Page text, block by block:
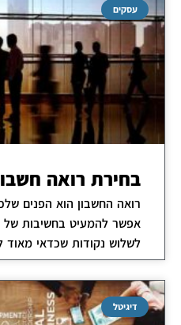
עסקים
בחירת רואה
רואה החשבון הוא הפנים
אפשר להמעיט בחשיבות של
לשלוש נקודות שכדאי מאוד
דיגיטל